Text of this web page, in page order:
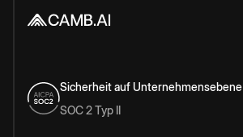
Sicherheit auf Unternehmensebene
SOC 2 Typ II